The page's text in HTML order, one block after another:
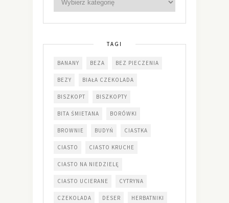
TAGI
BANANY BEZA BEZ PIECZENIA
BEZY BIAŁA CZEKOLADA
BISZKOPT BISZKOPTY
BITA ŚMIETANA BORÓWKI
BROWNIE BUDYŃ CIASTKA
CIASTO CIASTO KRUCHE
CIASTO NA NIEDZIELĘ
CIASTO UCIERANE CYTRYNA
CZEKOLADA DESER HERBATNIKI